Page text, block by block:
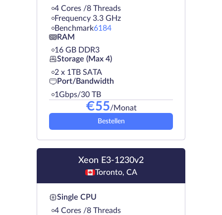
4 Cores /8 Threads
Frequency 3.3 GHz
Benchmark6184
RAM
16 GB DDR3
Storage (Max 4)
2 х 1TB SATA
Port/Bandwidth
1Gbps/30 TB
€55/Monat
Bestellen
Xeon E3-1230v2
Toronto, CA
Single CPU
4 Cores /8 Threads